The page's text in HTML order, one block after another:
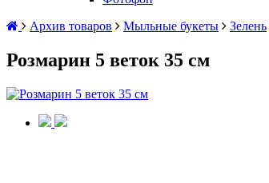
Архив товаров
Мыльные букеты Зелень
Розмарин 5 веток 35 см